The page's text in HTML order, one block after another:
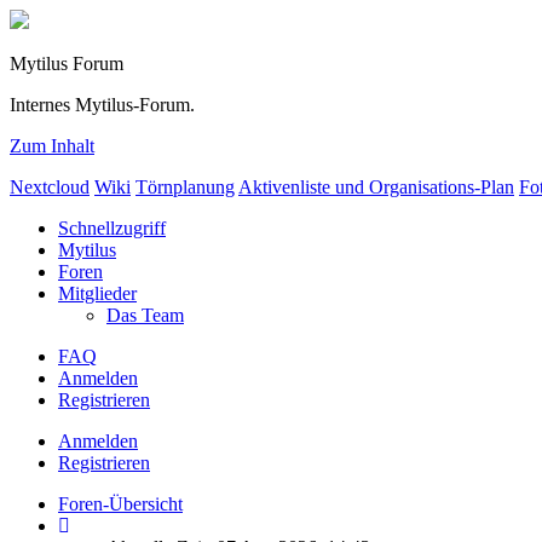
Mytilus Forum
Internes Mytilus-Forum.
Zum Inhalt
Nextcloud Wiki Törnplanung Aktivenliste und Organisations-Plan
Schnellzugriff
Mytilus
Foren
Mitglieder
Das Team
FAQ
Anmelden
Registrieren
Anmelden
Registrieren
Foren-Übersicht